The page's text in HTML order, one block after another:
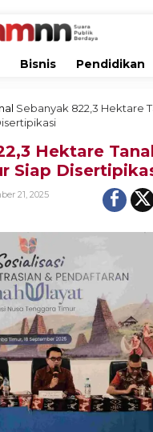
Bisnis Pendidikan
Sebanyak 822,3 Hektare
Hektare
Siap
21, 2025